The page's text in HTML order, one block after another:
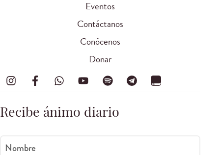
Eventos
Contáctanos
Conócenos
Donar
Recibe ánimo diario
Nombre